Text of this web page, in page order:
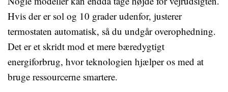
Hvis der er sol og 10 grader udenfor, justerer
termostaten automatisk, så du undgår overophedning.
Det er et skridt mod et mere bæredygtigt
energiforbrug, hvor teknologien hjælper os med at
bruge ressourcerne smartere.